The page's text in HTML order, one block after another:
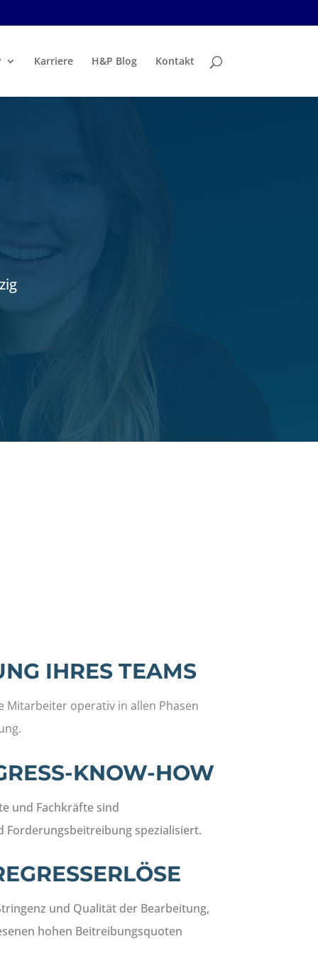
Karriere H&P Blog Kontakt
IHRES TEAMS
Mitarbeiter operativ in allen Phasen
KNOW-HOW
und Fachkräfte sind
Forderungsbeitreibung spezialisiert.
und Qualität der Bearbeitung,
hohen Beitreibungsquoten